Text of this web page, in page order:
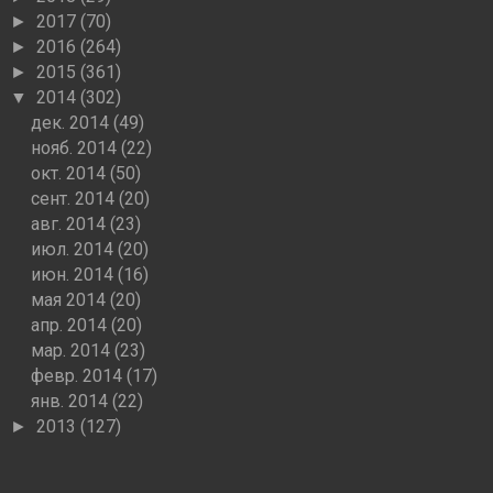
► 2017 (70)
► 2016 (264)
► 2015 (361)
▼ 2014 (302)
дек. 2014(49)
нояб. 2014(22)
окт. 2014(50)
сент. 2014(20)
авг. 2014(23)
июл. 2014(20)
июн. 2014(16)
мая 2014(20)
апр. 2014(20)
мар. 2014(23)
февр. 2014(17)
янв. 2014(22)
► 2013 (127)